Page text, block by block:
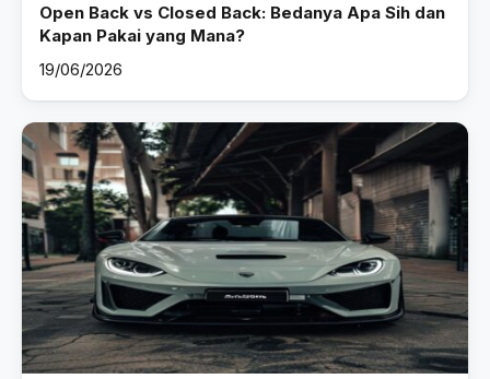
Open Back vs Closed Back: Bedanya Apa Sih dan
Kapan Pakai yang Mana?
19/06/2026